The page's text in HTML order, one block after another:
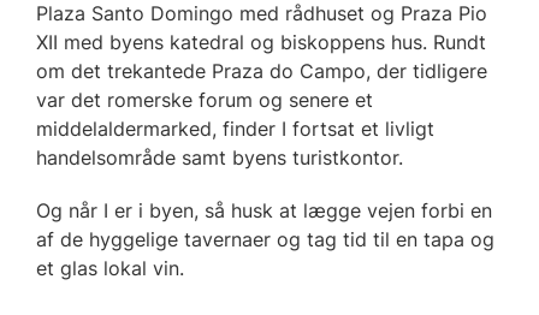
Plaza Santo Domingo med rådhuset og Praza Pio
XII med byens katedral og biskoppens hus. Rundt
om det trekantede Praza do Campo, der tidligere
var det romerske forum og senere et
middelaldermarked, finder I fortsat et livligt
handelsområde samt byens turistkontor.
Og når I er i byen, så husk at lægge vejen forbi en
af de hyggelige tavernaer og tag tid til en tapa og
et glas lokal vin.